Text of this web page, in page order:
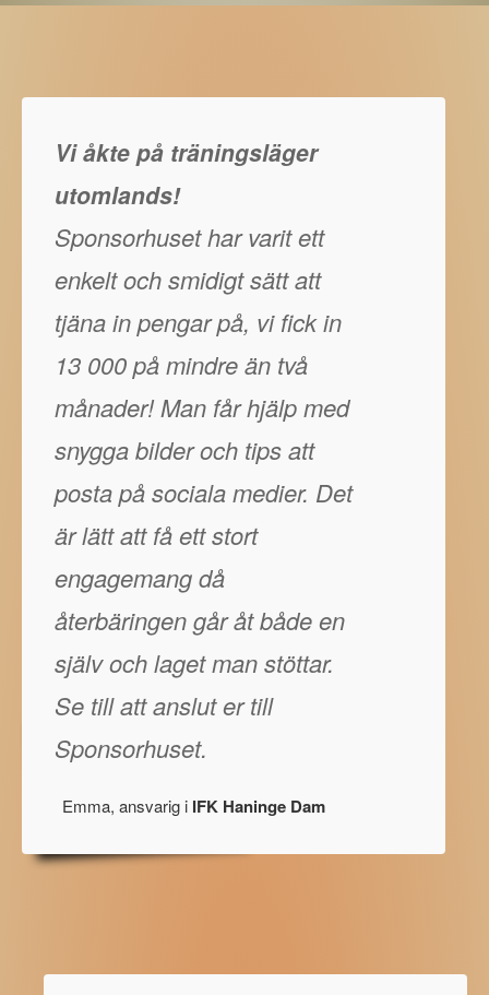
Vi åkte på träningsläger
utomlands!
Sponsorhuset har varit ett
enkelt och smidigt sätt att
tjäna in pengar på, vi fick in
13 000 på mindre än två
månader! Man får hjälp med
snygga bilder och tips att
posta på sociala medier. Det
är lätt att få ett stort
engagemang då
återbäringen går åt både en
själv och laget man stöttar.
Se till att anslut er till
Sponsorhuset.
Emma, ansvarig i IFK Haninge Dam